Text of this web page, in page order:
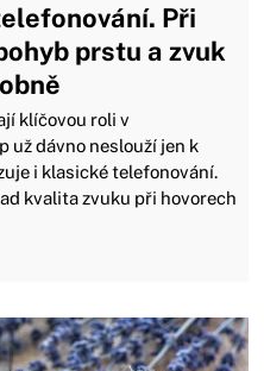
Při
prstu a zvuk
klíčovou roli v
už dávno neslouží jen k
i klasické telefonování.
kvalita zvuku při hovorech